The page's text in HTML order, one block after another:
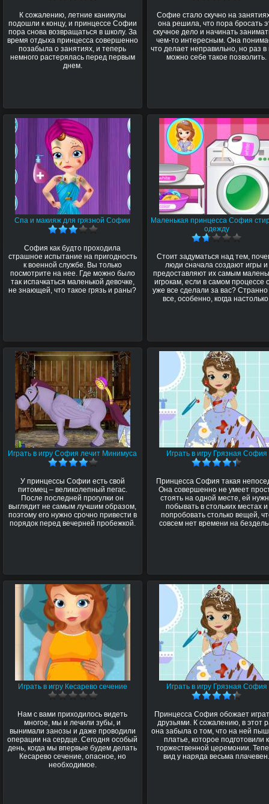
К сожалению, летние каникулы
подошли к концу, и принцессе Софии
пора снова возвращаться в школу. За
время отдыха принцесса совершенно
позабыла о занятиях, и теперь
немного растерялась перед первым
днем.
Софие стало скучно на
она решила, что пора бросать
скучное дело и начинать
чем-то интересным. Она
что делает неправильно, но раз в
можно себе такое позволить.
Спа и макияж для грязной Софии
София как будто проходила
страшное испытание на пригодность
к военной службе. Вы только
посмотрите на нее. Где можно было
так испачкаться маленькой девочке,
не знающей, что такое грязь и раны?
Маленькая принцесса София
одежду
Стоит задуматься над тем,
люди сначала создают игры и
предоставляют их самым
игрокам, если в самом процессе
уже все сделали за вас? Странно
все, особенно, когда
Играть в игру София лечит Минимуса
У принцессы Софии есть свой
питомец – великолепный пегас.
После последней прогулки он
выглядит не самым лучшим образом,
поэтому его нужно срочно привести в
порядок перед вечерней пробежкой.
Играть в игру Грязная София
Принцесса София такая
Она совершенно не умеет
стоять на одной месте, ей
побывать в стольких местах и
попробовать столько вещей,
совсем нет времени на
Играть в игру Кесарево сечение
Нам с вами приходилось видеть
многое, мы и лечили зубы, и
вынимали занозы и даже проводили
операции на сердце. Сегодня особый
день, когда мы впервые будем делать
Кесарево сечение, опасное, но
необходимое.
Играть в игру Грязная София
Принцесса София обожает
друзьями. К сожалению, в этот
она забыла о том, что на ней
платье, которое подготовили к
торжественной церемонии.
вид у наряда весьма